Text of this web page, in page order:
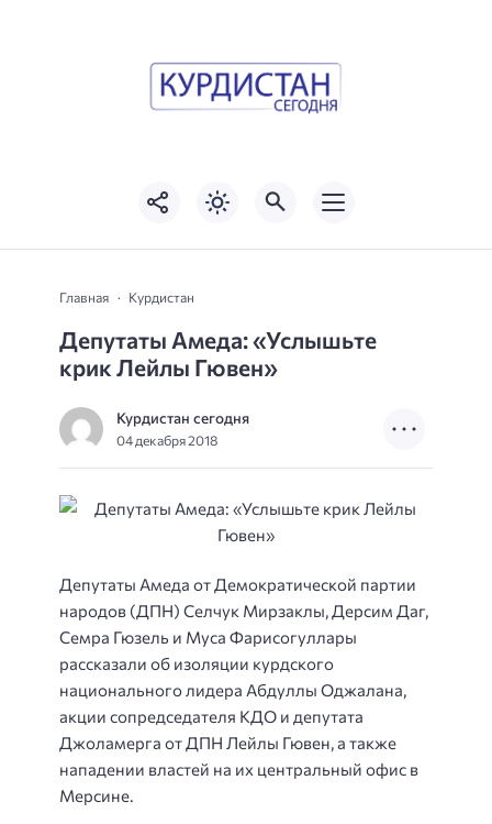
Главная Курдистан
Депутаты Амеда: «Услышьте
крик Лейлы Гювен»
Курдистан сегодня
04 декабря 2018
Депутаты Амеда от Демократической партии
народов (ДПН) Селчук Мирзаклы, Дерсим Даг,
Семра Гюзель и Муса Фарисогуллары
рассказали об изоляции курдского
национального лидера Абдуллы Оджалана,
акции сопредседателя КДО и депутата
Джоламерга от ДПН Лейлы Гювен, а также
нападении властей на их центральный офис в
Мерсине.